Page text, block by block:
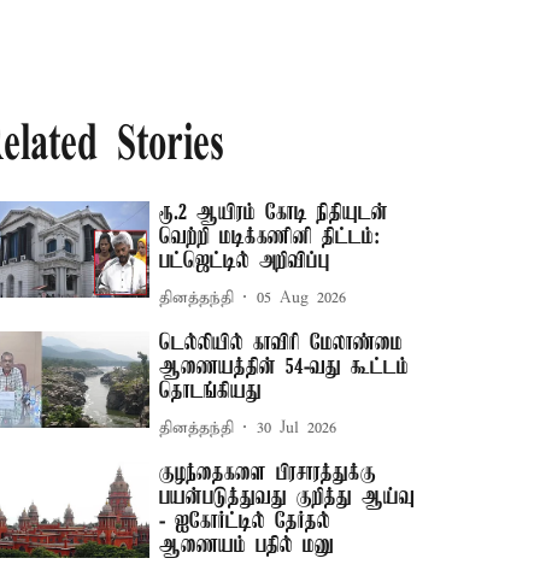
Stories
ரூ.2 ஆயிரம் கோடி நிதியுடன்
வெற்றி மடிக்கணினி திட்டம்:
பட்ஜெட்டில் அறிவிப்பு
தினத்தந்தி 05 Aug 2026
டெல்லியில் காவிரி மேலாண்மை
ஆணையத்தின் 54-வது கூட்டம்
தொடங்கியது
தினத்தந்தி 30 Jul 2026
குழந்தைகளை பிரசாரத்துக்கு
பயன்படுத்துவது குறித்து ஆய்வு
- ஐகோர்ட்டில் தேர்தல்
ஆணையம் பதில் மனு